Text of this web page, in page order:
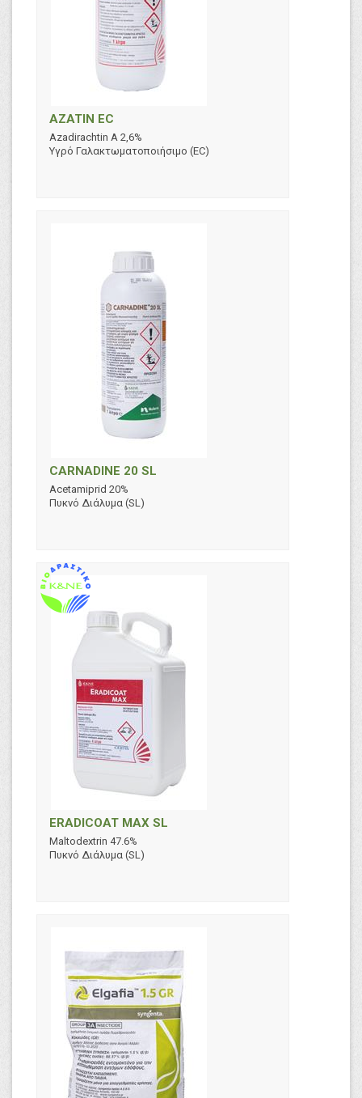
AZATIN EC
Azadirachtin A 2,6%
Υγρό Γαλακτωματοποιήσιμο (EC)
CARNADINE 20 SL
Acetamiprid 20%
Πυκνό Διάλυμα (SL)
ERADICOAT MAX SL
Maltodextrin 47.6%
Πυκνό Διάλυμα (SL)